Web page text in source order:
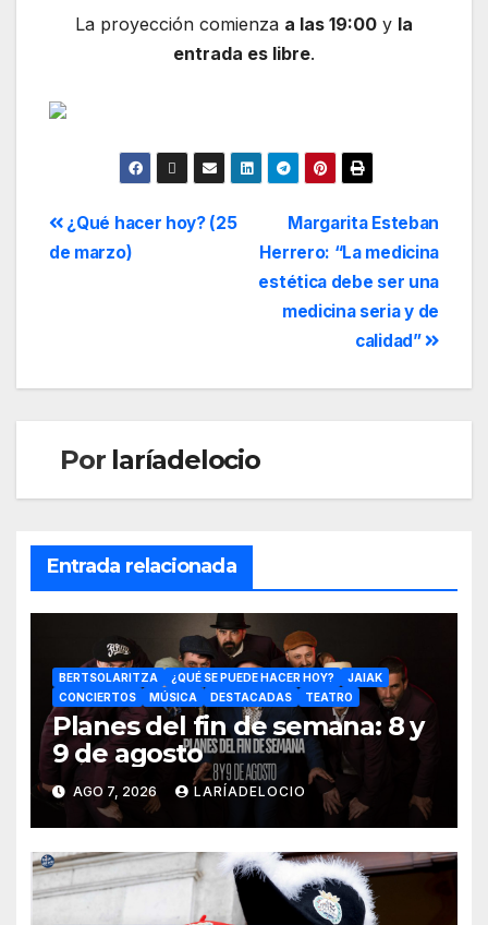
La proyección comienza a las 19:00 y la
entrada es libre.
Margarita Esteban
Herrero: “La medicina
estética debe ser una
medicina seria y de
calidad”
¿Qué hacer hoy? (25
de marzo)
Por laríadelocio
Entrada relacionada
BERTSOLARITZA ¿QUÉ SE PUEDE HACER HOY?
JAIAK
CONCIERTOS
MÚSICA DESTACADAS TEATRO
Planes del fin de semana: 8 y
9 de agosto
AGO 7, 2026 LARÍADELOCIO